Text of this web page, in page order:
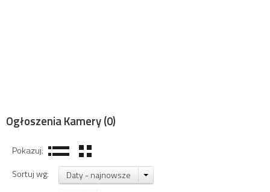
Ogłoszenia Kamery(0)
Pokazuj:
Sortuj wg:
Daty - najnowsze